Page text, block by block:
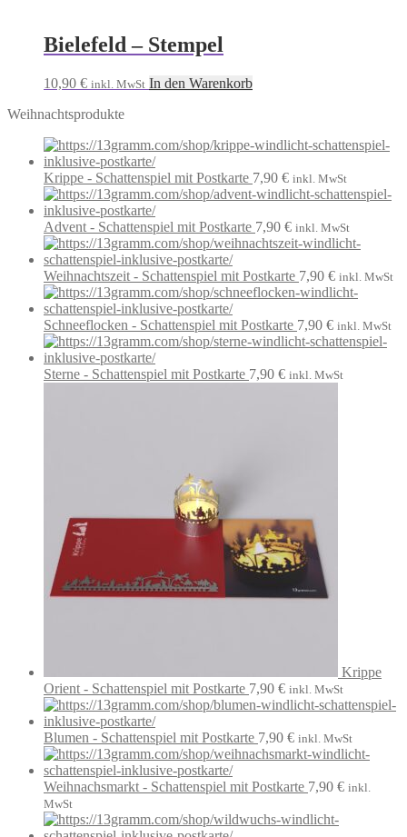
Bielefeld – Stempel
10,90 € inkl. MwSt In den Warenkorb
Weihnachtsprodukte
Krippe - Schattenspiel mit Postkarte 7,90 € inkl. MwSt
Advent - Schattenspiel mit Postkarte 7,90 € inkl. MwSt
Weihnachtszeit - Schattenspiel mit Postkarte 7,90 € inkl. MwSt
Schneeflocken - Schattenspiel mit Postkarte 7,90 € inkl. MwSt
Sterne - Schattenspiel mit Postkarte 7,90 € inkl. MwSt
Krippe
Orient - Schattenspiel mit Postkarte 7,90 € inkl. MwSt
Blumen - Schattenspiel mit Postkarte 7,90 € inkl. MwSt
Weihnachsmarkt - Schattenspiel mit Postkarte 7,90 € inkl.
MwSt